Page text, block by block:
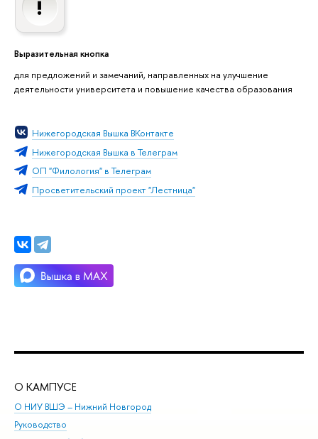
Выразительная кнопка
для предложений и замечаний, направленных на улучшение
деятельности университета и повышение качества образования
Нижегородская Вышка ВКонтакте
Нижегородская Вышка в Телеграм
ОП "Филология" в Телеграм
Просветительский проект "Лестница"
О КАМПУСЕ
О НИУ ВШЭ – Нижний Новгород
Руководство